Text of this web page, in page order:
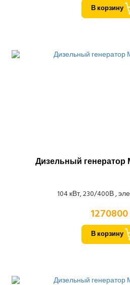
В корзину
Дизельный генератор
104 кВт, 230/400В ,
В корзину